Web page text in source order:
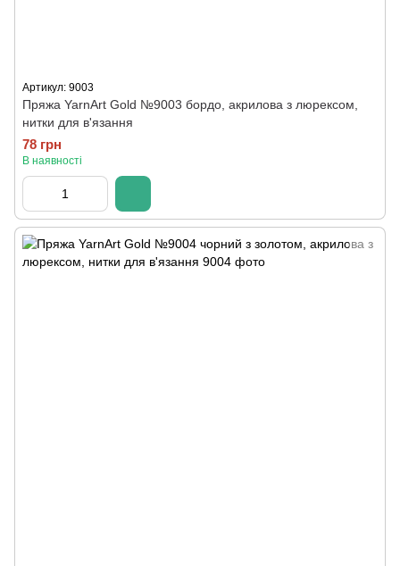
Артикул: 9003
Пряжа YarnArt Gold №9003 бордо, акрилова з люрексом,
нитки для в'язання
78 грн
В наявності